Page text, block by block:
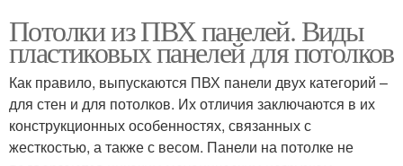
Потолки из ПВХ панелей. Виды
пластиковых панелей для потолков
Как правило, выпускаются ПВХ панели двух категорий –
для стен и для потолков. Их отличия заключаются в их
конструкционных особенностях, связанных с
жесткостью, а также с весом. Панели на потолке не